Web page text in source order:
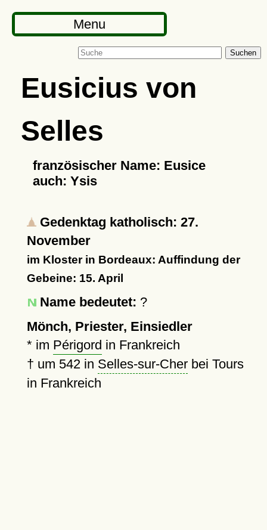
Menu
Suchen
Eusicius von
Selles
französischer Name: Eusice
auch: Ysis
Gedenktag katholisch: 27.
November
im Kloster in Bordeaux: Auffindung der
Gebeine: 15. April
Name bedeutet: ?
Mönch, Priester, Einsiedler
* im Périgord in Frankreich
† um 542in Selles-sur-Cherbei Tours
in Frankreich